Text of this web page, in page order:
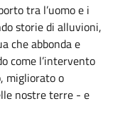
tra l’uomo e i
storie di alluvioni,
che abbonda e
come l’intervento
migliorato o
nostre terre - e